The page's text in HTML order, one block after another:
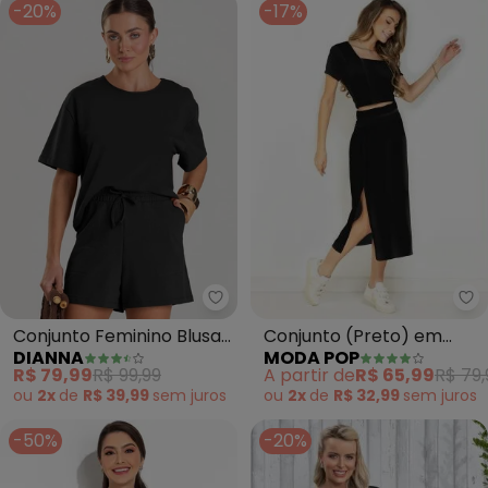
-20%
Dianna - Conjunto Feminino
Conjunto Feminino Blusa
com Shorts (Preto)
DIANNA
R$ 79,99R$ 99,99
ou 2x de R$ 39,99 sem juros
-17%
Conjunto (Preto) em
Malha
MODA POP
A partir deR$ 65,99R$
ou 2x de R$ 32,99 sem juros
-50% -20%